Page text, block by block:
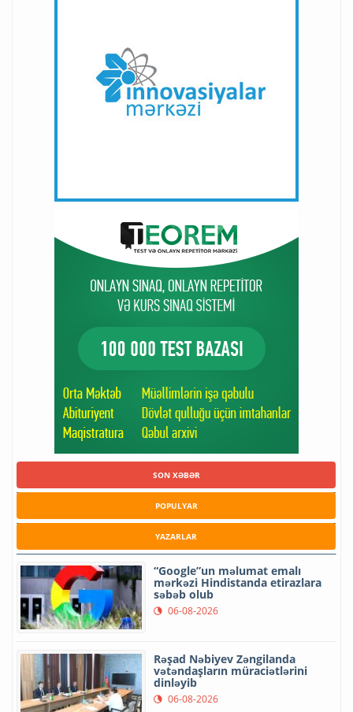
SON XƏBƏR
POPULYAR
YAZARLAR
“Google”un məlumat emalı
mərkəzi Hindistanda etirazlara
səbəb olub
06-08-2026
Rəşad Nəbiyev Zəngilanda
vətəndaşların müraciətlərini
dinləyib
06-08-2026